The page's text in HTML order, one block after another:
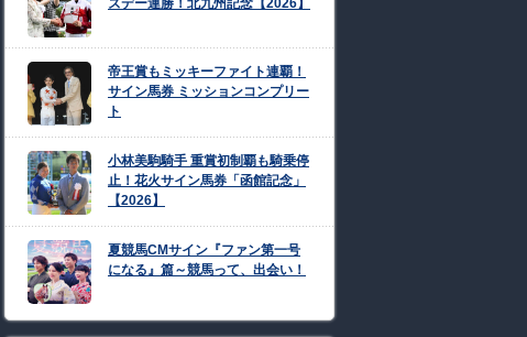
ズデー連勝！北九州記念【2026】
帝王賞もミッキーファイト連覇！
サイン馬券 ミッションコンプリー
ト
小林美駒騎手 重賞初制覇も騎乗停
止！花火サイン馬券「函館記念」
【2026】
夏競馬CMサイン『ファン第一号
になる』篇～競馬って、出会い！